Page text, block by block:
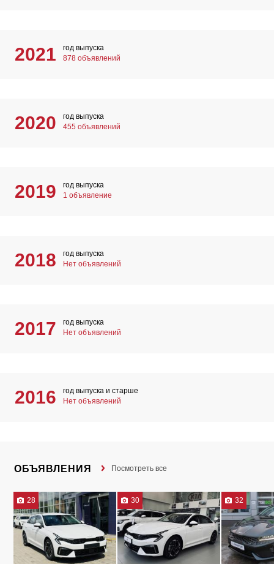
2021
год выпуска
878 объявлений
2020
год выпуска
455 объявлений
2019
год выпуска
1 объявление
2018
год выпуска
Нет объявлений
2017
год выпуска
Нет объявлений
2016
год выпуска и старше
Нет объявлений
ОБЪЯВЛЕНИЯ Посмотреть все
28 30 32